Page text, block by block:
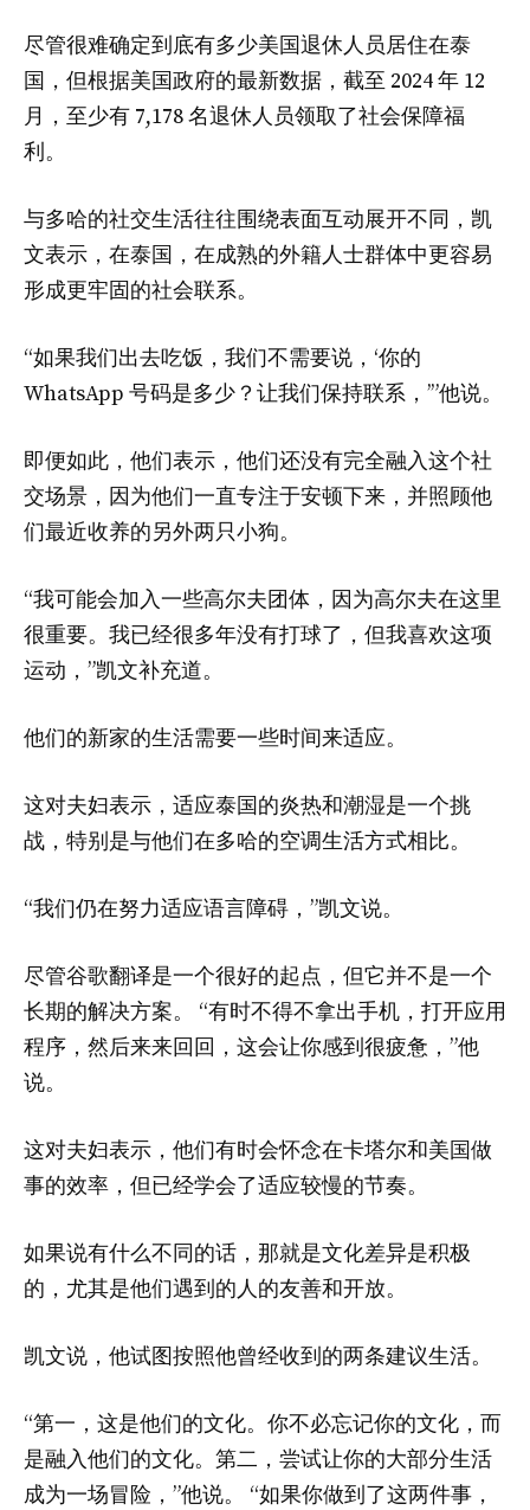
尽管很难确定到底有多少美国退休人员居住在泰
国，但根据美国政府的最新数据，截至 2024 年 12
月，至少有 7,178 名退休人员领取了社会保障福
利。
与多哈的社交生活往往围绕表面互动展开不同，凯
文表示，在泰国，在成熟的外籍人士群体中更容易
形成更牢固的社会联系。
“如果我们出去吃饭，我们不需要说，‘你的
WhatsApp 号码是多少？让我们保持联系，’”他说。
即便如此，他们表示，他们还没有完全融入这个社
交场景，因为他们一直专注于安顿下来，并照顾他
们最近收养的另外两只小狗。
“我可能会加入一些高尔夫团体，因为高尔夫在这里
很重要。我已经很多年没有打球了，但我喜欢这项
运动，”凯文补充道。
他们的新家的生活需要一些时间来适应。
这对夫妇表示，适应泰国的炎热和潮湿是一个挑
战，特别是与他们在多哈的空调生活方式相比。
“我们仍在努力适应语言障碍，”凯文说。
尽管谷歌翻译是一个很好的起点，但它并不是一个
长期的解决方案。 “有时不得不拿出手机，打开应用
程序，然后来来回回，这会让你感到很疲惫，”他
说。
这对夫妇表示，他们有时会怀念在卡塔尔和美国做
事的效率，但已经学会了适应较慢的节奏。
如果说有什么不同的话，那就是文化差异是积极
的，尤其是他们遇到的人的友善和开放。
凯文说，他试图按照他曾经收到的两条建议生活。
“第一，这是他们的文化。你不必忘记你的文化，而
是融入他们的文化。第二，尝试让你的大部分生活
成为一场冒险，”他说。 “如果你做到了这两件事，